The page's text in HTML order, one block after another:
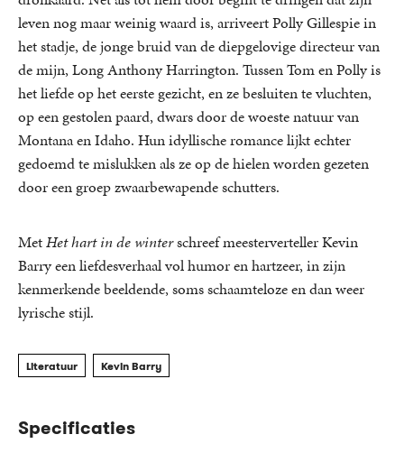
leven nog maar weinig waard is, arriveert Polly Gillespie in
het stadje, de jonge bruid van de diepgelovige directeur van
de mijn, Long Anthony Harrington. Tussen Tom en Polly is
het liefde op het eerste gezicht, en ze besluiten te vluchten,
op een gestolen paard, dwars door de woeste natuur van
Montana en Idaho. Hun idyllische romance lijkt echter
gedoemd te mislukken als ze op de hielen worden gezeten
door een groep zwaarbewapende schutters.
MetHet hart in de winterschreef meesterverteller Kevin
Barry een liefdesverhaal vol humor en hartzeer, in zijn
kenmerkende beeldende, soms schaamteloze en dan weer
lyrische stijl.
Literatuur Kevin Barry
Specificaties